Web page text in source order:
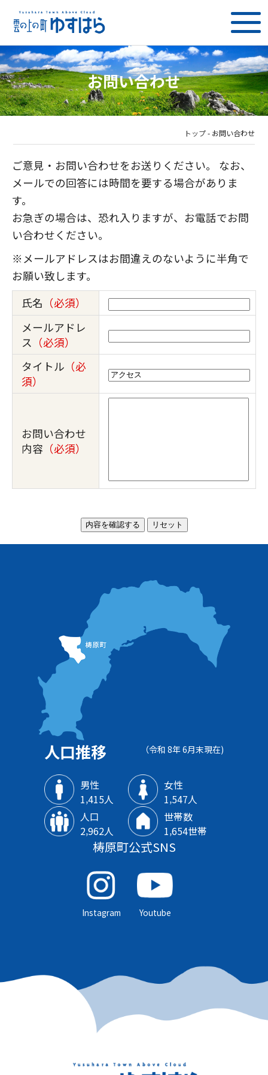
お問い合わせ
トップ - お問い合わせ
ご意見・お問い合わせをお送りください。 なお、
メールでの回答には時間を要する場合がありま
す。
お急ぎの場合は、恐れ入りますが、お電話でお問
い合わせください。
※メールアドレスはお間違えのないように半角で
お願い致します。
氏名 （必須）
メールアドレ
ス （必須）
タイトル （必
須）
お問い合わせ
内容 （必須）
人口推移 （令和 8年 6月末現在)
男性
1‚415人
女性
1‚547人
人口
2‚962人
世帯数
1‚654世帯
梼原町公式SNS
Instagram Youtube